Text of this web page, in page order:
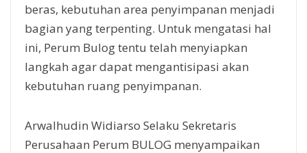
beras, kebutuhan area penyimpanan menjadi
bagian yang terpenting. Untuk mengatasi hal
ini, Perum Bulog tentu telah menyiapkan
langkah agar dapat mengantisipasi akan
kebutuhan ruang penyimpanan.
Arwalhudin Widiarso Selaku Sekretaris
Perusahaan Perum BULOG menyampaikan